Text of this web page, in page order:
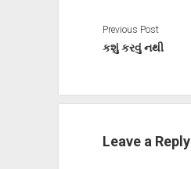
Previous Post
કશું કરવું નથી
Leave a Reply